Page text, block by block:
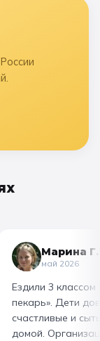
Марина Г.
май 2026
Ездили 3 классом
пекарь». Дети
счастливые и
домой.